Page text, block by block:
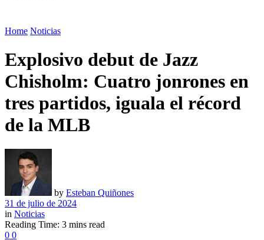
Home Noticias
Explosivo debut de Jazz
Chisholm: Cuatro jonrones en
tres partidos, iguala el récord
de la MLB
by Esteban Quiñones
31 de julio de 2024
in Noticias
Reading Time: 3 mins read
0 0